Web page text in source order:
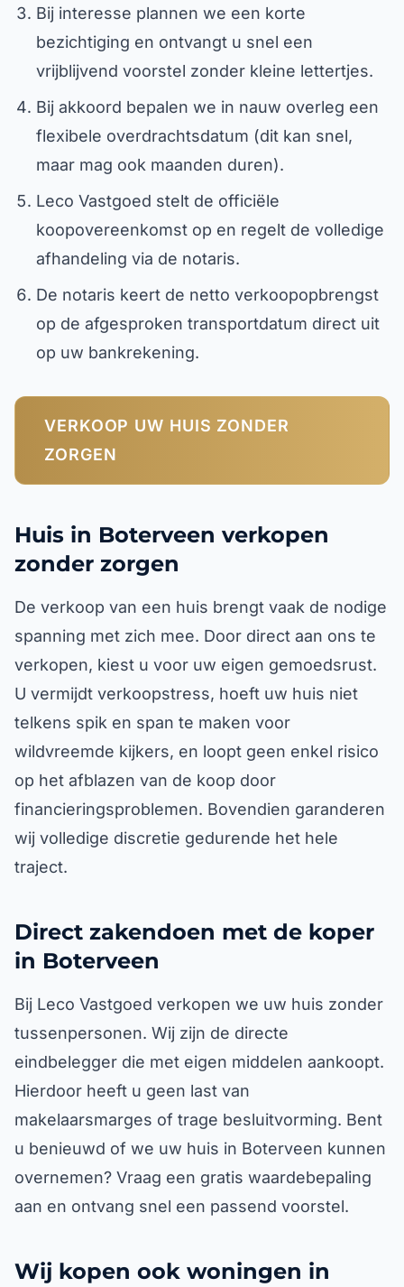
Bij interesse plannen we een korte
bezichtiging en ontvangt u snel een
vrijblijvend voorstel zonder kleine lettertjes.
Bij akkoord bepalen we in nauw overleg een
flexibele overdrachtsdatum (dit kan snel,
maar mag ook maanden duren).
Leco Vastgoed stelt de officiële
koopovereenkomst op en regelt de volledige
afhandeling via de notaris.
De notaris keert de netto verkoopopbrengst
op de afgesproken transportdatum direct uit
op uw bankrekening.
VERKOOP UW HUIS ZONDER
ZORGEN
Huis in Boterveen verkopen
zonder zorgen
De verkoop van een huis brengt vaak de nodige
spanning met zich mee. Door direct aan ons te
verkopen, kiest u voor uw eigen gemoedsrust.
U vermijdt verkoopstress, hoeft uw huis niet
telkens spik en span te maken voor
wildvreemde kijkers, en loopt geen enkel risico
op het afblazen van de koop door
financieringsproblemen. Bovendien garanderen
wij volledige discretie gedurende het hele
traject.
Direct zakendoen met de koper
in Boterveen
Bij Leco Vastgoed verkopen we uw huis zonder
tussenpersonen. Wij zijn de directe
eindbelegger die met eigen middelen aankoopt.
Hierdoor heeft u geen last van
makelaarsmarges of trage besluitvorming. Bent
u benieuwd of we uw huis in Boterveen kunnen
overnemen? Vraag een gratis waardebepaling
aan en ontvang snel een passend voorstel.
Wij kopen ook woningen in